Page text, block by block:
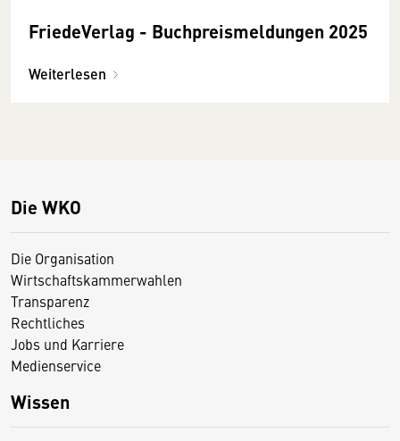
FriedeVerlag - Buchpreismeldungen 2025
Weiterlesen
Die WKO
Die Organisation
Wirtschaftskammerwahlen
Transparenz
Rechtliches
Jobs und Karriere
Medienservice
Wissen